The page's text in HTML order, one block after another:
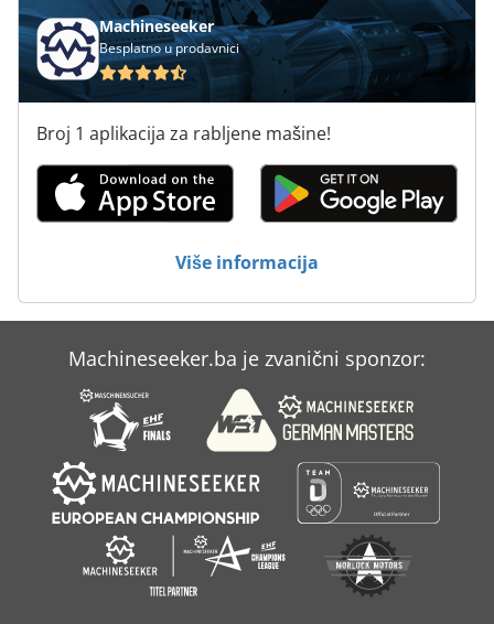
Takisawa Ts 20
Tb 10 Stw Electronic
Tb 13 5
Tb 13 5 E
Tb Sprint 303
Thieme 3020
Tps 330
Tschudin Htg 310
Machineseeker
Besplatno u prodavnici
Broj 1 aplikacija za rabljene mašine!
Više informacija
Machineseeker.ba je zvanični sponzor: